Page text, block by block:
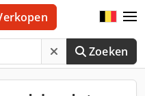
Zoeken